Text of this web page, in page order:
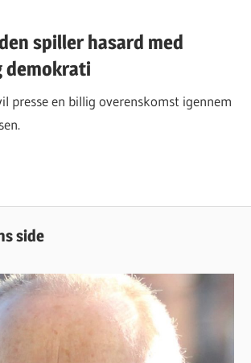
spiller hasard med
demokrati
presse en billig overenskomst igennem
side